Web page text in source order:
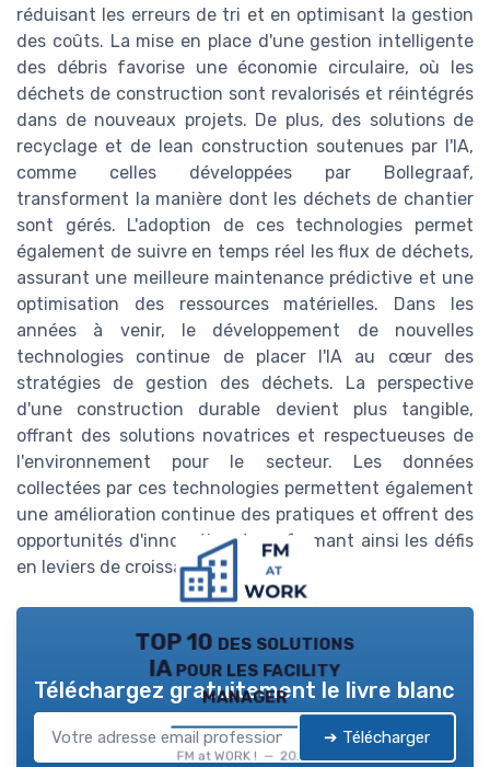
réduisant les erreurs de tri et en optimisant la gestion
des coûts. La mise en place d'une gestion intelligente
des débris favorise une économie circulaire, où les
déchets de construction sont revalorisés et réintégrés
dans de nouveaux projets. De plus, des solutions de
recyclage et de lean construction soutenues par l'IA,
comme celles développées par Bollegraaf,
transforment la manière dont les déchets de chantier
sont gérés. L'adoption de ces technologies permet
également de suivre en temps réel les flux de déchets,
assurant une meilleure maintenance prédictive et une
optimisation des ressources matérielles. Dans les
années à venir, le développement de nouvelles
technologies continue de placer l'IA au cœur des
stratégies de gestion des déchets. La perspective
d'une construction durable devient plus tangible,
offrant des solutions novatrices et respectueuses de
l'environnement pour le secteur. Les données
collectées par ces technologies permettent également
une amélioration continue des pratiques et offrent des
opportunités d'innovation, transformant ainsi les défis
en leviers de croissance.
TOP 10 des solutions
IA pour les facility
manager
FM at WORK ! — 2026
Téléchargez gratuitement le livre blanc
➔ Télécharger